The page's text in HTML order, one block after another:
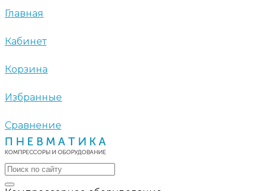
Главная
Кабинет
Корзина
Избранные
Сравнение